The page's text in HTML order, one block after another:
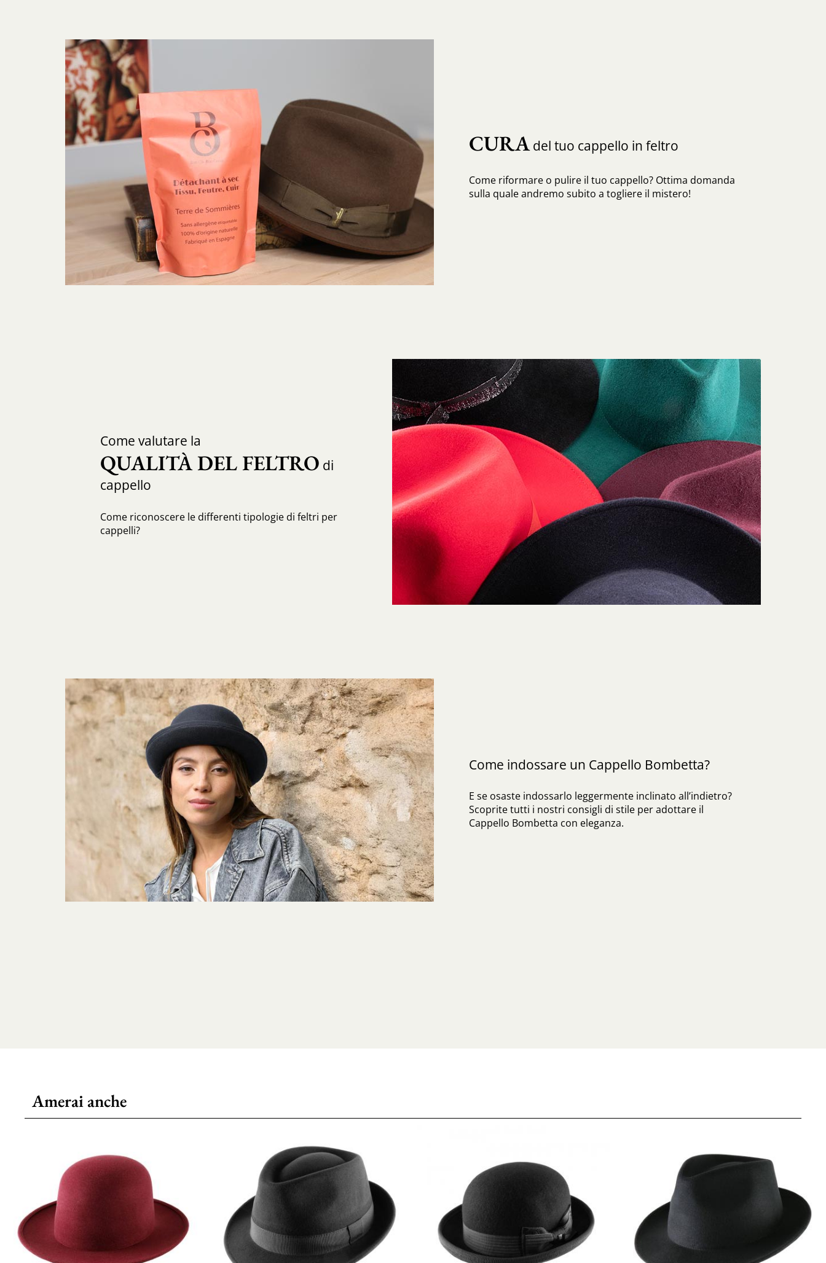
CURAdel tuo cappello in feltro
Come riformare o pulire il tuo cappello? Ottima domanda
sulla quale andremo subito a togliere il mistero!
Come valutare la
QUALITÀ DEL FELTRO di
cappello
Come riconoscere le differenti tipologie di feltri per
cappelli?
Come indossare un Cappello Bombetta?
E se osaste indossarlo leggermente inclinato all’indietro?
Scoprite tutti i nostri consigli di stile per adottare il
Cappello Bombetta con eleganza.
Amerai anche